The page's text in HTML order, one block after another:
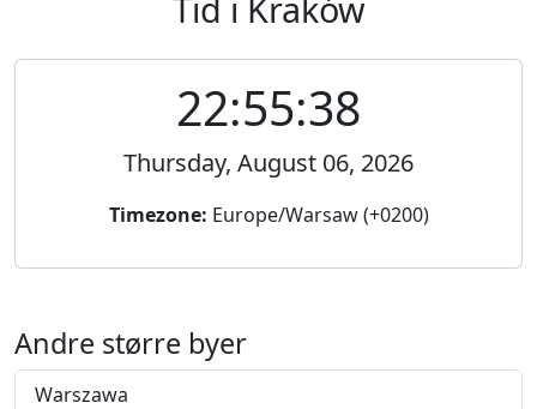
22:55:38
Thursday, August 06, 2026
Timezone: Europe/Warsaw (+0200)
Andre større byer
Warszawa